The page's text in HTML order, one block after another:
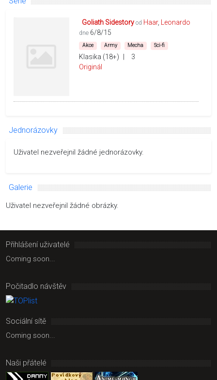
Goliath Sidestoryod Haar Leonardo
dne 6/8/15
Akce Army Mecha Sci-fi
Klasika (18+)
3
Originál
Jednorázovky
Uživatel nezveřejnil žádné jednorázovky.
Galerie
Uživatel nezveřejnil žádné obrázky.
Přihlášení uživatelé
Coming soon...
Počitadlo návštěv
Sociální sítě
Coming soon...
Naši přátelé